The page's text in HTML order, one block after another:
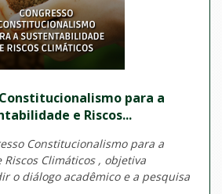
para a
e Riscos...
Constitucionalismo para a
Climáticos , objetiva
o diálogo acadêmico e a pesquisa